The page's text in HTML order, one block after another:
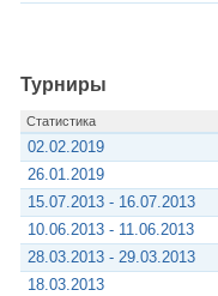
Турниры
Статистика
02.02.2019
26.01.2019
15.07.2013 - 16.07.2013
10.06.2013 - 11.06.2013
28.03.2013 - 29.03.2013
18.03.2013